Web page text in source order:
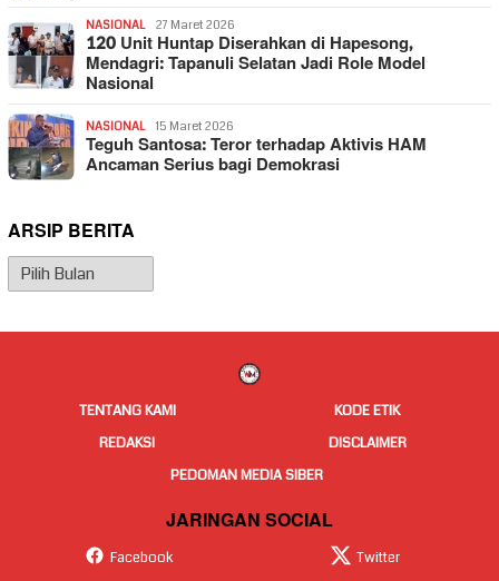
NASIONAL 27 Maret 2026
120 Unit Huntap Diserahkan di Hapesong,
Mendagri: Tapanuli Selatan Jadi Role Model
Nasional
NASIONAL 15 Maret 2026
Teguh Santosa: Teror terhadap Aktivis HAM
Ancaman Serius bagi Demokrasi
ARSIP BERITA
Arsip
Berita
TENTANG KAMI
KODE ETIK
REDAKSI
DISCLAIMER
PEDOMAN MEDIA SIBER
JARINGAN SOCIAL
Facebook Twitter